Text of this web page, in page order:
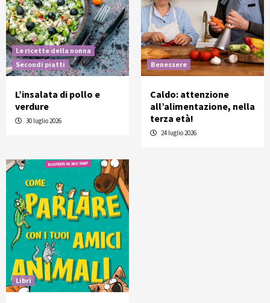
Le ricette della nonna
Secondi piatti
L’insalata di pollo e
verdure
30 luglio 2026
Benessere
Caldo: attenzione
all’alimentazione, nella
terza età!
24 luglio 2026
Libri